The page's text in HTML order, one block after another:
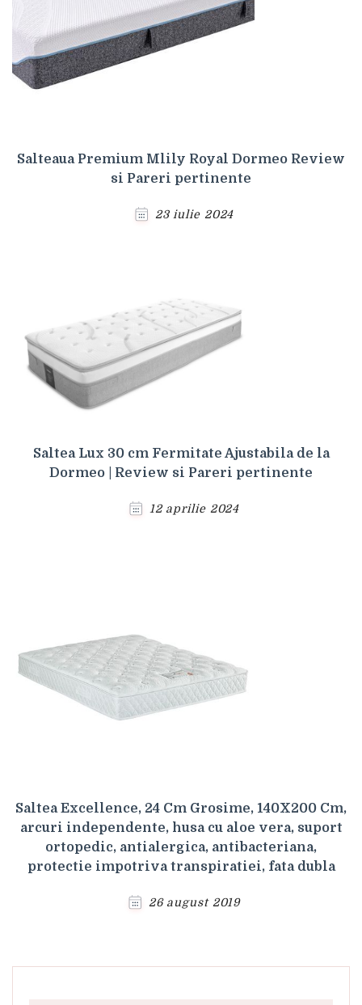
Salteaua Premium Mlily Royal Dormeo Review
si Pareri pertinente
23 iulie 2024
Saltea Lux 30 cm Fermitate Ajustabila de la
Dormeo | Review si Pareri pertinente
12 aprilie 2024
Saltea Excellence, 24 Cm Grosime, 140X200 Cm,
arcuri independente, husa cu aloe vera, suport
ortopedic, antialergica, antibacteriana,
protectie impotriva transpiratiei, fata dubla
26 august 2019